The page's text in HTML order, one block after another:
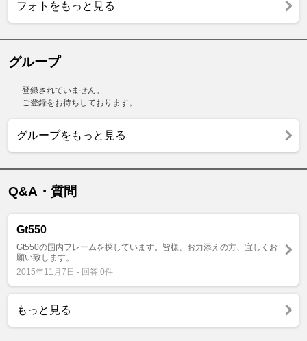
フォトをもっと見る
グループ
登録されていません。
ご登録をお待ちしております。
グループをもっと見る
Q&A・質問
Gt550
Gt550の国内フレームを探しています。皆様、お力添えの方、宜しくお
願い致します。
2015年11月7日 - 回答 0件
もっと見る